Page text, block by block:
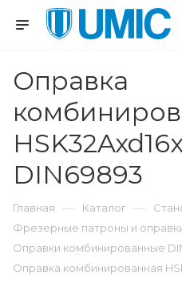
Оправка
DIN69893
Главная — Каталог —
Фрезерные патроны и
Оправки комбинированные
Оправка комбинированная